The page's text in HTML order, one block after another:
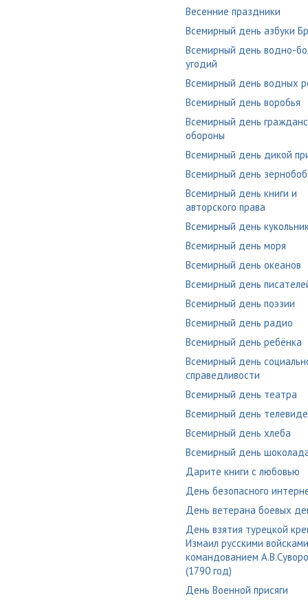
Весенние праздники
Всемирный день азбуки
Всемирный день водно-
угодий
Всемирный день водных
Всемирный день воробья
Всемирный день
обороны
Всемирный день дикой
Всемирный день
Всемирный день книги и
авторского права
Всемирный день
Всемирный день моря
Всемирный день океанов
Всемирный день
Всемирный день поэзии
Всемирный день радио
Всемирный день ребёнка
Всемирный день
справедливости
Всемирный день театра
Всемирный день
Всемирный день хлеба
Всемирный день
Дарите книги с любовью
День безопасного
День ветерана боевых
День взятия турецкой
Измаил русскими
командованием
(1790 год)
День Военной присяги